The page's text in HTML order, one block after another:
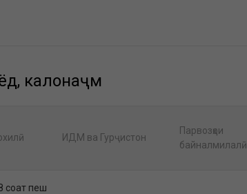
калонҳаҷм
ИДМ ва Гурҷистон
Парвозҳои
байналмилалӣ
соат пеш